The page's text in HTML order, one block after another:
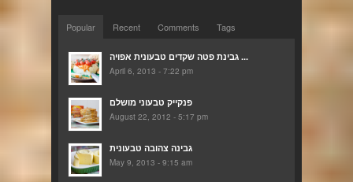
Popular Recent Comments Tags
גבינת פטה שקדים טבעונית אפויה ...
April 6, 2013 - 7:22 pm
פנקייק טבעוני מושלם
August 22, 2012 - 5:17 pm
גבינה צהובה טבעונית
May 9, 2013 - 9:15 am